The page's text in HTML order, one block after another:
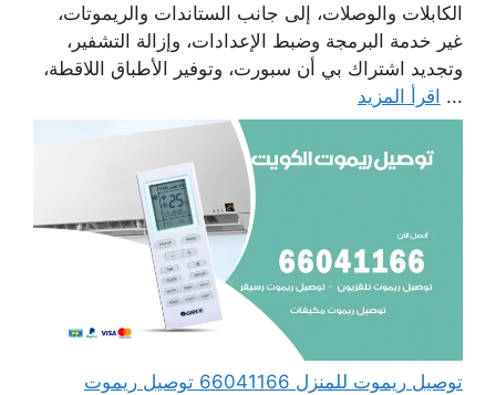
الكابلات والوصلات، إلى جانب الستاندات والريموتات،
غير خدمة البرمجة وضبط الإعدادات، وإزالة التشفير،
وتجديد اشتراك بي أن سبورت، وتوفير الأطباق اللاقطة،
... اقرأ المزيد
توصيل ريموت للمنزل 66041166 توصيل ريموت